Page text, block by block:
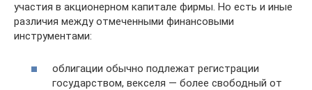
участия в акционерном капитале фирмы. Но есть и иные
различия между отмеченными финансовыми
инструментами:
облигации обычно подлежат регистрации
государством, векселя — более свободный от